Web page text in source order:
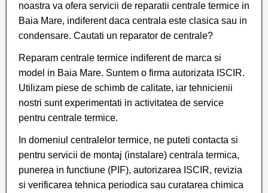
noastra va ofera servicii de reparatii centrale termice in
Baia Mare, indiferent daca centrala este clasica sau in
condensare. Cautati un reparator de centrale?
Reparam centrale termice indiferent de marca si
model in Baia Mare. Suntem o firma autorizata ISCIR.
Utilizam piese de schimb de calitate, iar tehnicienii
nostri sunt experimentati in activitatea de service
pentru centrale termice.
In domeniul centralelor termice, ne puteti contacta si
pentru servicii de montaj (instalare) centrala termica,
punerea in functiune (PIF), autorizarea ISCIR, revizia
si verificarea tehnica periodica sau curatarea chimica